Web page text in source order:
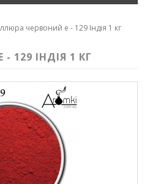
червоний е - 129 Індія 1 кг
ІНДІЯ 1 КГ